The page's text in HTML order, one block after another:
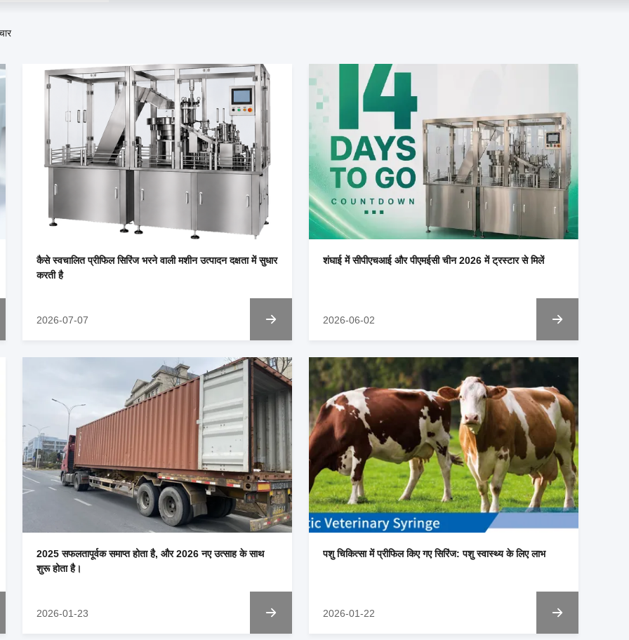
कैसे स्वचालित प्रीफिल सिरिंज भरने वाली मशीन उत्पादन दक्षता में सुधार
करती है
2026-07-07
शंघाई में सीपीएचआई और पीएमईसी चीन 2026 में ट्रस्टार से मिलें
2026-06-02
2025 सफलतापूर्वक समाप्त होता है, और 2026 नए उत्साह के साथ
शुरू होता है।
2026-01-23
पशु चिकित्सा में प्रीफिल किए गए सिरिंज: पशु स्वास्थ्य के लिए लाभ
2026-01-22